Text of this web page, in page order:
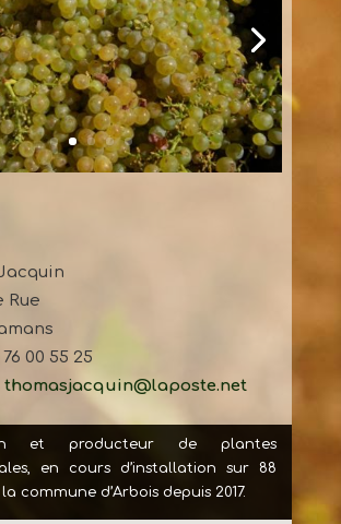
Rue
00 55 25
thomasjacquin@laposte.net
et producteur de plantes
en cours d’installation sur 88
commune d’Arbois depuis 2017.